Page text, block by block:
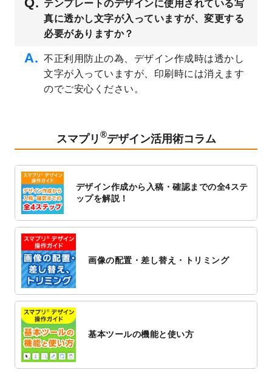
公開いたしました。
2023/3/13
封筒（長3、洋長3、角2）のデザインテンプ
レートを追加しました。
2023/3/13
クリアファイルのデザインテンプレート
追加しました。
2023/3/2
パワーポイント版テンプレートをダウンロ
追加しました。
2023/1/13
4月始まりのカレンダーデザインテンプレー
2023/1/5
スタンプカードのデザインテンプレート
追加しました。
2022/12/26
止のお知らせ
2022/12/16
トを公開いたしました。
2022/12/1
2022/11/25
【新商品】封筒が作成できるようになりま
2022/11/25
【新商品】クリアファイルが作成できるよ
2022/11/4
テンプレートのデザインに使用されている写
真に透かし文字が入っていますが、変更する
必要がありますか？
不正利用防止の為、デザイン作成時は透かし
文字が入っていますが、印刷時には消えます
のでご安心ください。
スマプリ ®デザイン活用術コラム
デザイン作成から入稿・確認までの全4ステ
ップを解説！
画像の配置・差し替え・トリミング
基本ツールの機能と使い方